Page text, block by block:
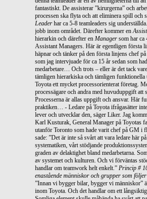
fantastiskt. De assisterar ”kirurgerna” och
processen ska flyta och att eliminera spill och
Leader har ca 5-8 teamleaders sig
jobb inom området. Därefter kommer en
hierarkin och därefter en Manager som har ca
Assistant Managers. Här är egentligen första
häpnar och tänker på den första linjens chef
som jag intervjuade för ca 15 år sedan som
medarbetare… Och trots – eller är det tack
tämligen hierarkiska och tämligen funktionella
Toyota ett mycket processorienterat företag.
processägare och andra med huvuduppgift
Processerna är allas uppgift och ansvar. Här
praktiken… - Ledare på Toyota ifrågasätter
lever och utvecklar den, säger Liker. Jag
Karl Kusturak, General Manager på Toyotas
utanför Toronto som hade varit chef på GM i
sade: ”Det är inte så svårt att vara ledare här
systematiken, vårt stödjande
graden av delaktighet bland medarbetarna.
av systemet och kulturen. Och vi förväntas
handlar om teamwork helt enkelt.” Princip #
enastående människor och grupper som
”Innan vi bygger bilar, bygger vi människor”
inom Toyota. Och det handlar om ett